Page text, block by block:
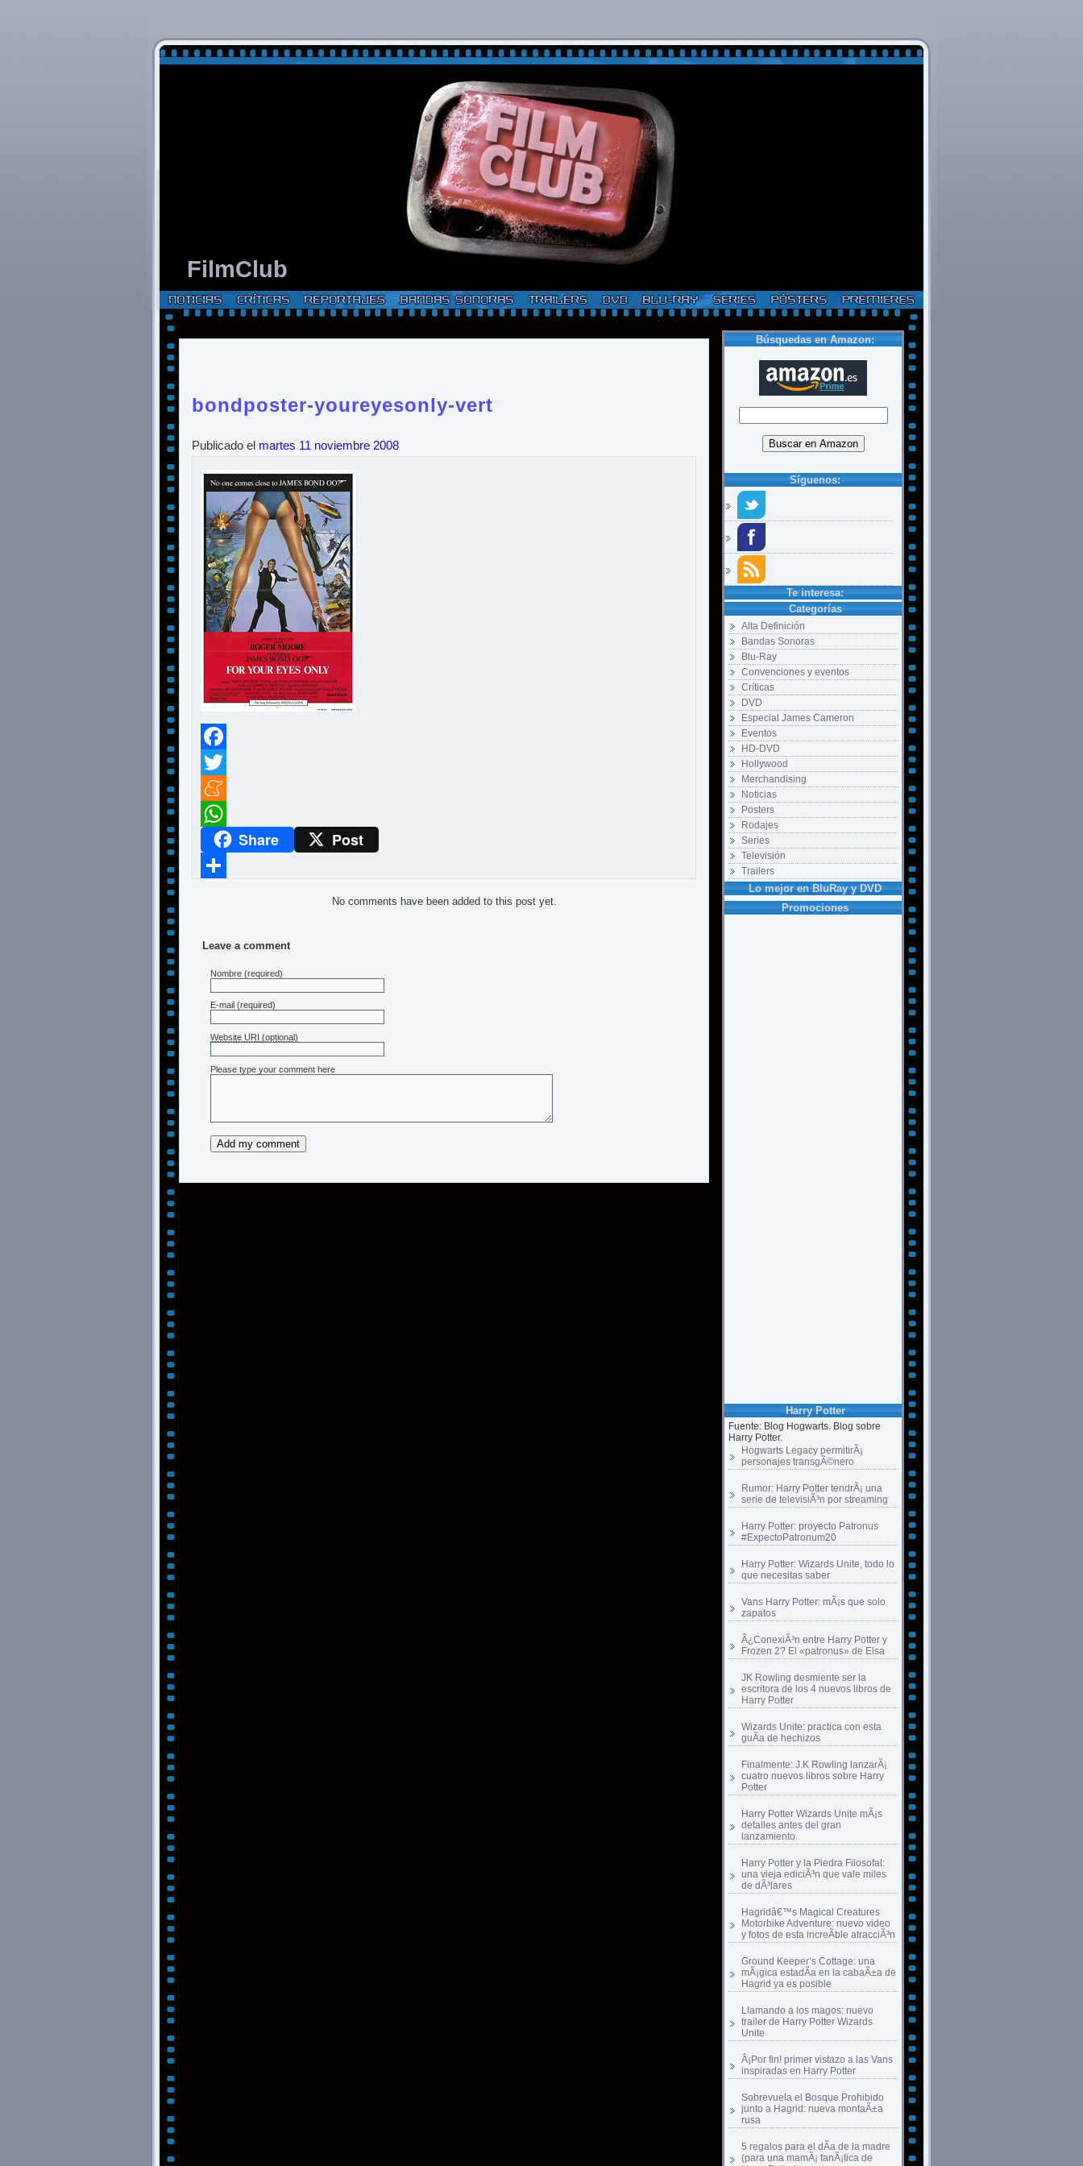
FilmClub
Búsquedas en Amazon:
Síguenos:
Te interesa:
Categorías
Alta Definición
Bandas Sonoras
Blu-Ray
Convenciones y eventos
Críticas
DVD
Especial James Cameron
Eventos
HD-DVD
Hollywood
Merchandising
Noticias
Posters
Rodajes
Series
Televisión
Trailers
Lo mejor en BluRay y DVD
Promociones
Harry Potter
Fuente: Blog Hogwarts. Blog sobre
Harry Potter.
Hogwarts Legacy permitirÃ¡
personajes transgÃ©nero
Rumor: Harry Potter tendrÃ¡ una
serie de televisiÃ³n por streaming
Harry Potter: proyecto Patronus
#ExpectoPatronum20
Harry Potter: Wizards Unite, todo lo
que necesitas saber
Vans Harry Potter: mÃ¡s que solo
zapatos
Â¿ConexiÃ³n entre Harry Potter y
Frozen 2? El «patronus» de Elsa
JK Rowling desmiente ser la
escritora de los 4 nuevos libros de
Harry Potter
Wizards Unite: practica con esta
guÃ­a de hechizos
Finalmente: J.K Rowling lanzarÃ¡
cuatro nuevos libros sobre Harry
Potter
Harry Potter Wizards Unite mÃ¡s
detalles antes del gran
lanzamiento
Harry Potter y la Piedra Filosofal:
una vieja ediciÃ³n que vale miles
de dÃ³lares
Hagridâ€™s Magical Creatures
Motorbike Adventure: nuevo video
y fotos de esta increÃ­ble atracciÃ³n
Ground Keeper’s Cottage: una
mÃ¡gica estadÃ­a en la cabaÃ±a de
Hagrid ya es posible
Llamando a los magos: nuevo
trailer de Harry Potter Wizards
Unite
Â¡Por fin! primer vistazo a las Vans
inspiradas en Harry Potter
Sobrevuela el Bosque Prohibido
junto a Hagrid: nueva montaÃ±a
rusa
5 regalos para el dÃ­a de la madre
(para una mamÃ¡ fanÃ¡tica de
bondposter-youreyesonly-vert
Publicado el martes 11 noviembre 2008
Facebook
Twitter
Meneame
WhatsAppShare Post
No comments have been added to this post yet.
Leave a comment
Nombre (required)
E-mail (required)
Website URI (optional)
Please type your comment here